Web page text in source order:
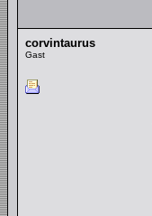
corvintaurus
Gast